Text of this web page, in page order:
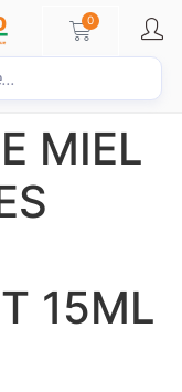
0
MIEL
15ML